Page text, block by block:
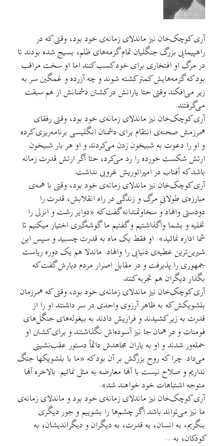
آری کوچک‌خان نیز ماندلای زمانه‌ی خود بود، وقتی که در
راهپیمایی بزرگ جنگلیان تمام گزمه‌های ظلم، بسیج شده بودند تا
در مرگ او افتخار‌ی برای خود کسب کنند اما او سخت مراقب
بود که گزمه‌هایش کمتر کشته شوند و چه آزرده و غمگین سر به
زیر می‌افکند وقتی حتا یارانش در کشتن دشمنانش از هم سبقت
می‌گرفتند.
آری کوچک‌خان نیز ماندلای زمانه‌ی خود بود، وقتی رفقای
همرزمش صحنه‌ی انتقام برای دشمنان انگلیسی برنامه‌ریزی کرده
و او را دعوت به شبیخون زدن می‌کردند و او هر بار شبیخون
ارتش شکست خورده را رد می‌کرد، حتا اگر ارتش قدرت زمانه
باشد که آفتاب در امپراتوریش غروبی نداشت.
آری کوچک‌خان نیز ماندلای زمانه‌ی خود بود، وقتی با همه‌ی
مبارزه‌ی طولانیِ مرگ و زندگی در راه انقلابش، قدرت را
دودستی وانهاد و سخاوتمندانه گفت که «دوایر رشت و انزلی را
تخلیه و بشما واگذاشتیم و گفتیم ما گوشه‌گیری اختیار میکنیم تا
شما اداره نمائید». او فقط یک ماه به قدرت چسبید و سپس این
شیرین‌ترین عطیه‌ی دنیایی را وانهاد. ماندلا هم یک دوره ریاست
جمهوری را پذیرفت و در مقابل اصرار مردم دیارش گفت که
بگذار دیگران هم تجربه کنند.
آری کوچک‌خان نیز ماندلای زمانه‌ی خود بود، وقتی که همرزمان
بلشویکش که به ظاهر آرزوی واحدی در سر داشتند او را از
قدرت به زیر کشیدند و فراریش دادند به بیغوله‌های جنگل‌های
فومنات و در همان جا نیز آسوده‌اش نگذاشتند و برای کشتن او
حمله‌ور شدند و او به یاران مجاهدش دائماً دستور عقب‌نشینی
می‌داد. چرا که روح بزرگش بر آن بود که «ما با بلشویکها جنگ
نداریم و صلاح نیست با آنها معارضه به مثل نمائیم. بالاخره آنها
متوجه اشتباهات خود خواهند شد».
آری کوچک‌خان نیز ماندلای زمانه‌ی خود بود و ماندلای زمانه‌ی
ما نیز می‌تواند باشد اگر چشم‌ها را بشوییم و جور دیگری
بنگریم، به انسان، به قدرت، به دیگران و دیگراندیشان، به
کودکان، به…